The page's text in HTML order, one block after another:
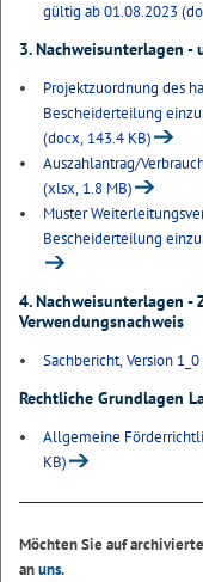
gültig ab 01.08.2023
3. Nachweisunterlagen
Projektzuordnung des
Bescheiderteilung
(docx, 143.4 KB)
Auszahlantrag/
(xlsx, 1.8 MB)
Muster
Bescheiderteilung
4. Nachweisunterlagen -
Verwendungsnachweis
Sachbericht, Version
Rechtliche Grundlagen
Allgemeine Förderrichtlinie,
KB)
Möchten Sie auf
anuns.